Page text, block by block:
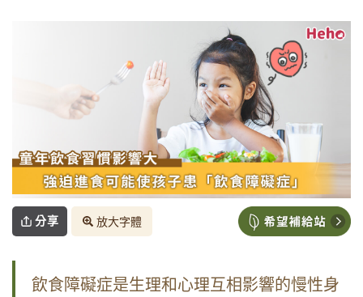
分享 放大字體
飲食障礙症是生理和心理互相影響的慢性身